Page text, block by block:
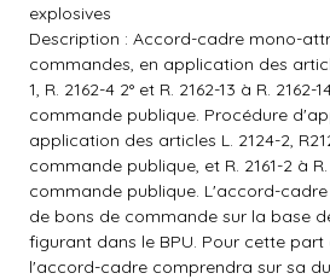
explosives
Description : Accord-cadre mono-
commandes, en application des
1, R. 2162-4 2° et R. 2162-13 à R.
commande publique. Procédure
application des articles L. 2124-2,
commande publique, et R. 2161-2 à
commande publique. L'accord-
de bons de commande sur la base
figurant dans le BPU. Pour cette
l'accord-cadre comprendra sur sa